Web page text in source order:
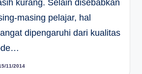
kurang. Selain disebabkan
masing pelajar, hal
dipengaruhi dari kualitas
11/2014